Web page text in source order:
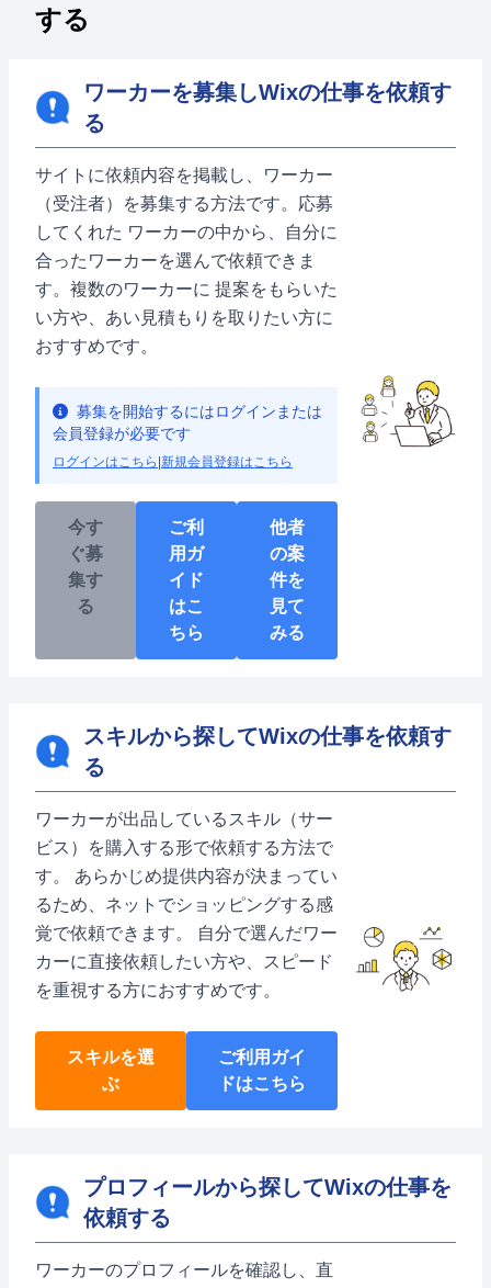
する
ワーカーを募集しWixの仕事を依頼す
る
サイトに依頼内容を掲載し、ワーカー
（受注者）を募集する方法です。応募
してくれた ワーカーの中から、自分に
合ったワーカーを選んで依頼できま
す。複数のワーカーに 提案をもらいた
い方や、あい見積もりを取りたい方に
おすすめです。
募集を開始するにはログインまたは
会員登録が必要です
ログインはこちら 新規会員登録はこちら
今す
ぐ募
集す
る
ご利
用ガ
イド
はこ
ちら
他者
の案
件を
見て
みる
スキルから探してWixの仕事を依頼す
る
ワーカーが出品しているスキル（サー
ビス）を購入する形で依頼する方法で
す。 あらかじめ提供内容が決まってい
るため、ネットでショッピングする感
覚で依頼できます。 自分で選んだワー
カーに直接依頼したい方や、スピード
を重視する方におすすめです。
スキルを選
ぶ
ご利用ガイ
ドはこちら
プロフィールから探してWixの仕事を
依頼する
ワーカーのプロフィールを確認し、直